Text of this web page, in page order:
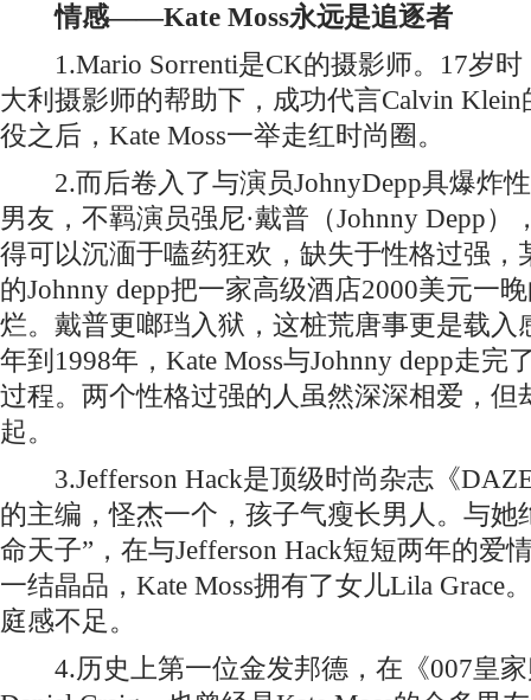
情感——Kate Moss永远是追逐者
1.Mario Sorrenti是CK的摄影师。17岁时
大利摄影师的帮助下，成功代言Calvin Klein
役之后，Kate Moss一举走红时尚圈。
2.而后卷入了与演员JohnyDepp具爆炸
男友，不羁演员强尼·戴普（Johnny Depp）
得可以沉湎于嗑药狂欢，缺失于性格过强，
的Johnny depp把一家高级酒店2000美元一
烂。戴普更啷珰入狱，这桩荒唐事更是载入
年到1998年，Kate Moss与Johnny depp走完
过程。两个性格过强的人虽然深深相爱，但
起。
3.Jefferson Hack是顶级时尚杂志《
的主编，怪杰一个，孩子气瘦长男人。与她
命天子”，在与Jefferson Hack短短两年的爱
一结晶品，Kate Moss拥有了女儿Lila Grace
庭感不足。
4.历史上第一位金发邦德，在《007皇家